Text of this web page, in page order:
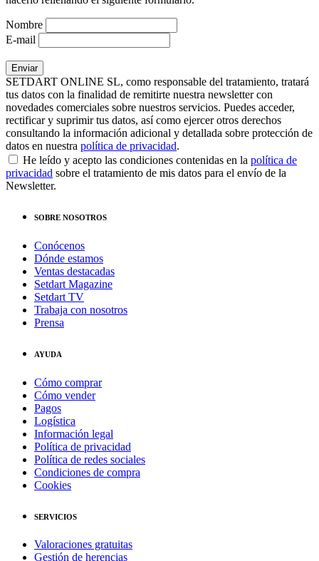
Nombre
E-mail
SETDART ONLINE SL, como responsable del tratamiento, tratará
tus datos con la finalidad de remitirte nuestra newsletter con
novedades comerciales sobre nuestros servicios. Puedes acceder,
rectificar y suprimir tus datos, así como ejercer otros derechos
consultando la información adicional y detallada sobre protección de
datos en nuestra política de privacidad.
He leído y acepto las condiciones contenidas en la política de
privacidad sobre el tratamiento de mis datos para el envío de la
Newsletter.
SOBRE NOSOTROS
Conócenos
Dónde estamos
Ventas destacadas
Setdart Magazine
Setdart TV
Trabaja con nosotros
Prensa
AYUDA
Cómo comprar
Cómo vender
Pagos
Logística
Información legal
Política de privacidad
Política de redes sociales
Condiciones de compra
Cookies
SERVICIOS
Valoraciones gratuitas
Gestión de herencias